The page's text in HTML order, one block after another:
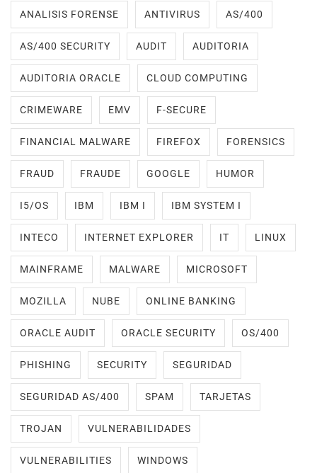
ANALISIS FORENSE ANTIVIRUS AS/400
AS/400 SECURITY AUDIT AUDITORIA
AUDITORIA ORACLE CLOUD COMPUTING
CRIMEWARE EMV F-SECURE
FINANCIAL MALWARE FIREFOX FORENSICS
FRAUD FRAUDE GOOGLE HUMOR
I5/OS IBM IBM I IBM SYSTEM I
INTECO INTERNET EXPLORER IT LINUX
MAINFRAME MALWARE MICROSOFT
MOZILLA NUBE ONLINE BANKING
ORACLE AUDIT ORACLE SECURITY OS/400
PHISHING SECURITY SEGURIDAD
SEGURIDAD AS/400 SPAM TARJETAS
TROJAN VULNERABILIDADES
VULNERABILITIES WINDOWS